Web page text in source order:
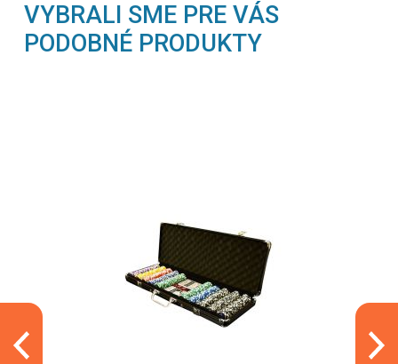
VYBRALI SME PRE VÁS
PODOBNÉ PRODUKTY